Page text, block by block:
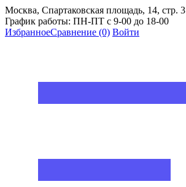
Москва, Спартаковская площадь, 14, стр. 3
График работы: ПН-ПТ с 9-00 до 18-00
ИзбранноеСравнение (0) Войти